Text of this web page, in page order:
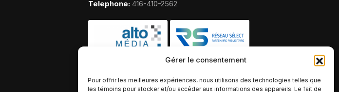
Gérer le consentement
Pour offrir les meilleures expériences, nous utilisons des technologies telles que
les témoins pour stocker et/ou accéder aux informations des appareils. Le fait de
Telephone: 416-410-2562